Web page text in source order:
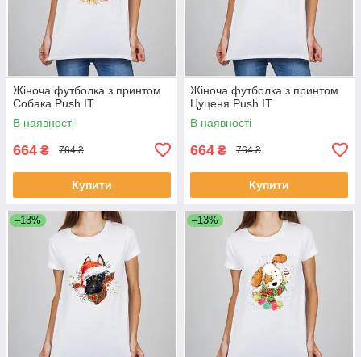
Жіноча футболка з принтом
Собака Push IT
В наявності
664 ₴ 764 ₴
Купити
Жіноча футболка з принтом
Цуценя Push IT
В наявності
664 ₴ 764 ₴
Купити
–13% –13%